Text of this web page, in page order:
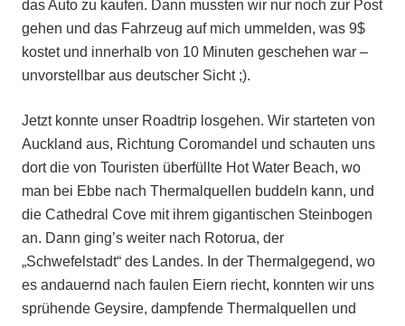
das Auto zu kaufen. Dann mussten wir nur noch zur Post
gehen und das Fahrzeug auf mich ummelden, was 9$
kostet und innerhalb von 10 Minuten geschehen war –
unvorstellbar aus deutscher Sicht ;).
Jetzt konnte unser Roadtrip losgehen. Wir starteten von
Auckland aus, Richtung Coromandel und schauten uns
dort die von Touristen überfüllte Hot Water Beach, wo
man bei Ebbe nach Thermalquellen buddeln kann, und
die Cathedral Cove mit ihrem gigantischen Steinbogen
an. Dann ging’s weiter nach Rotorua, der
„Schwefelstadt“ des Landes. In der Thermalgegend, wo
es andauernd nach faulen Eiern riecht, konnten wir uns
sprühende Geysire, dampfende Thermalquellen und